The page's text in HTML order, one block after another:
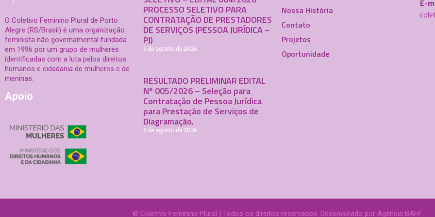
O Coletivo Feminino Plural de Porto
Alegre (RS/Brasil) é uma organização
feminista não governamental fundada
em 1996 por um grupo de mulheres
identificadas com a luta pelos direitos
humanos e cidadania de mulheres e de
meninas.
Apoio
PROCESSO SELETIVO PARA
CONTRATAÇÃO DE PRESTADORES
DE SERVIÇOS (PESSOA JURÍDICA –
PJ)
6 de agosto de 2026
RESULTADO PRELIMINAR EDITAL
Nº 005/2026 – Seleção para
Contratação de Pessoa Jurídica
para Prestação de Serviços de
Diagramação.
6 de agosto de 2026
Nossa História
Contato
Projetos
Oportunidade
E-
© Coletivo Feminino Plural | Todos os direitos reservados. Desenvolvido por Agência BAH!